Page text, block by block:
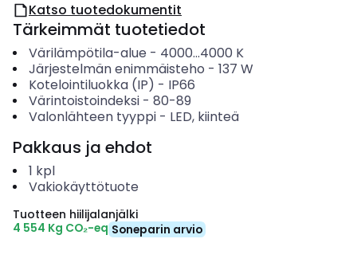
Katso tuotedokumentit
Tärkeimmät tuotetiedot
Värilämpötila-alue - 4000...4000 K
Järjestelmän enimmäisteho - 137 W
Kotelointiluokka (IP) - IP66
Värintoistoindeksi- 80-89
Valonlähteen tyyppi- LED, kiinteä
Pakkaus ja ehdot
1 kpl
Vakiokäyttötuote
Tuotteen hiilijalanjälki
4 554 Kg CO₂-eq Soneparin arvio